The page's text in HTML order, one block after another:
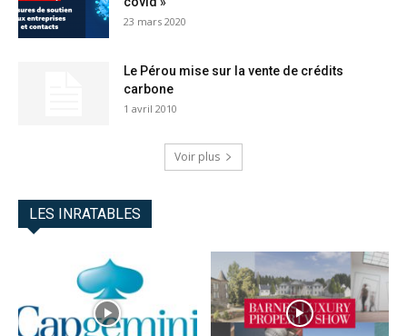
23 mars 2020
Le Pérou mise sur la vente de crédits
carbone
1 avril 2010
Voir plus
LES INRATABLES